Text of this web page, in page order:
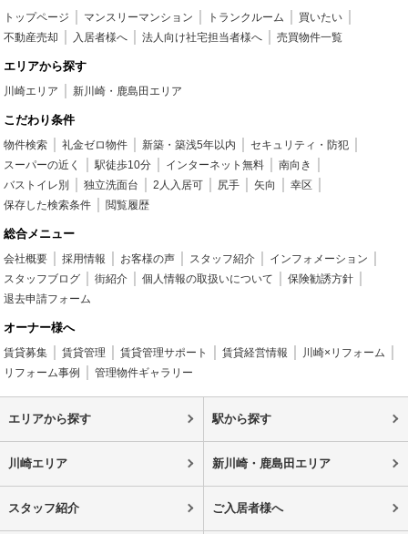
トップページ マンスリーマンション トランクルーム
買いたい
不動産売却
入居者様へ 法人向け社宅担当者様へ 売買物件一覧
エリアから探す
川崎エリア 新川崎・鹿島田エリア
こだわり条件
物件検索 礼金ゼロ物件 新築・築浅5年以内
セキュリティ・防犯
スーパーの近く
駅徒歩10分 インターネット無料
南向き
バストイレ別
独立洗面台 2人入居可 尻手 矢向
幸区
保存した検索条件
閲覧履歴
総合メニュー
会社概要 採用情報 お客様の声 スタッフ紹介
インフォメーション
スタッフブログ
街紹介 個人情報の取扱いについて
保険勧誘方針
退去申請フォーム
オーナー様へ
賃貸募集 賃貸管理 賃貸管理サポート 賃貸経営情報
川崎×リフォーム
リフォーム事例
管理物件ギャラリー
エリアから探す 駅から探す
川崎エリア 新川崎・鹿島田エリア
スタッフ紹介 ご入居者様へ